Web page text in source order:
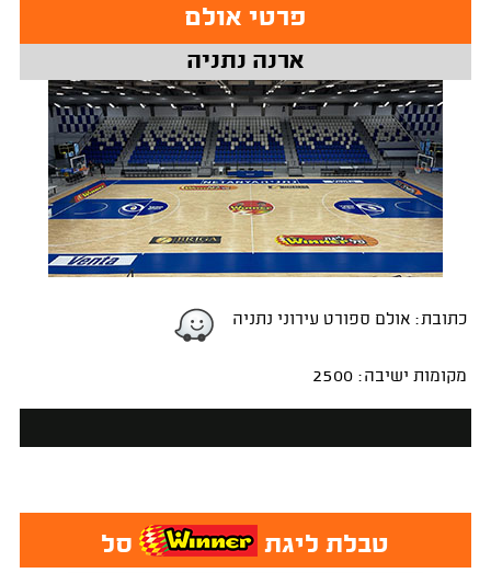
פרטי אולם
ארנה נתניה
כתובת: אולם ספורט עירוני נתניה
מקומות ישיבה: 2500
טבלת ליגת סל